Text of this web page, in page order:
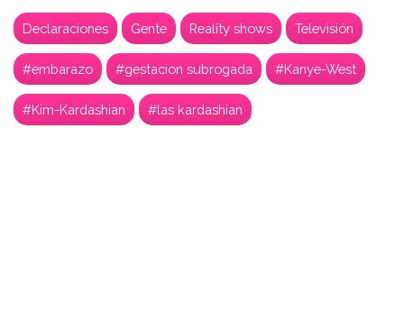
Declaraciones Gente Reality shows Televisión
#embarazo #gestacion subrogada #Kanye-West
#Kim-Kardashian #las kardashian